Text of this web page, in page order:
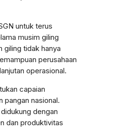
untuk terus
musim giling
giling tidak hanya
perusahaan
operasional.
capaian
pangan nasional.
dengan
dan produktivitas